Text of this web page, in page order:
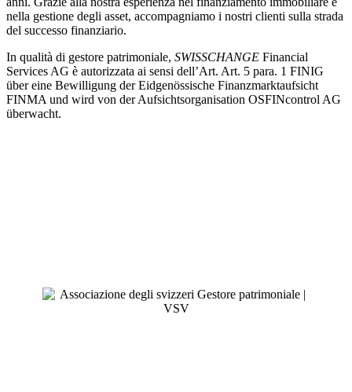
nella gestione degli asset, accompagniamo i nostri clienti sulla strada
del successo finanziario.
In qualità di gestore patrimoniale, SWISSCHANGE Financial
Services AG è autorizzata ai sensi dell’Art. Art. 5 para. 1 FINIG
über eine Bewilligung der Eidgenössische Finanzmarktaufsicht
FINMA und wird von der Aufsichtsorganisation OSFINcontrol AG
überwacht.